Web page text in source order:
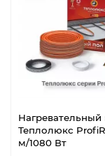
Нагревательный
Теплолюкс
м/1080 Вт